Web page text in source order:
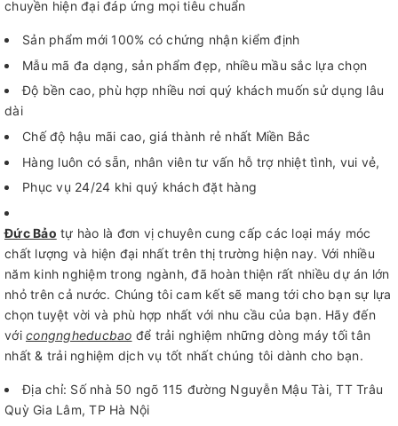
chuyền hiện đại đáp ứng mọi tiêu chuẩn
Sản phẩm mới 100% có chứng nhận kiểm định
Mẫu mã đa dạng, sản phẩm đẹp, nhiều mầu sắc lựa chọn
Độ bền cao, phù hợp nhiều nơi quý khách muốn sử dụng lâu
dài
Chế độ hậu mãi cao, giá thành rẻ nhất Miền Bắc
Hàng luôn có sẵn, nhân viên tư vấn hỗ trợ nhiệt tình, vui vẻ,
Phục vụ 24/24 khi quý khách đặt hàng
Đức Bảo tự hào là đơn vị chuyên cung cấp các loại máy móc
chất lượng và hiện đại nhất trên thị trường hiện nay. Với nhiều
năm kinh nghiệm trong ngành, đã hoàn thiện rất nhiều dự án lớn
nhỏ trên cả nước. Chúng tôi cam kết sẽ mang tới cho bạn sự lựa
chọn tuyệt vời và phù hợp nhất với nhu cầu của bạn. Hãy đến
với congngheducbao để trải nghiệm những dòng máy tối tân
nhất & trải nghiệm dịch vụ tốt nhất chúng tôi dành cho bạn.
Địa chỉ: Số nhà 50 ngõ 115 đường Nguyễn Mậu Tài, TT Trâu
Quỳ Gia Lâm, TP Hà Nội